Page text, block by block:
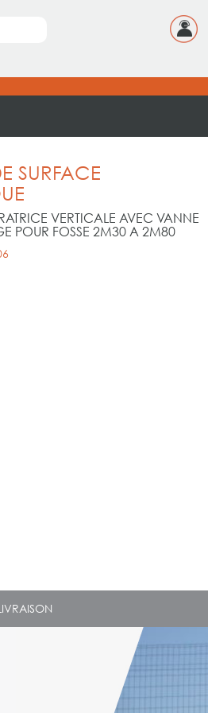
SURFACE
VERTICALE AVEC VANNE
POUR FOSSE 2M30 A 2M80